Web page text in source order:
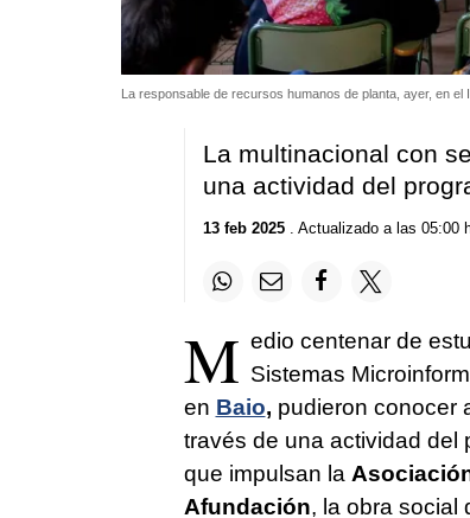
La responsable de recursos humanos de planta, ayer, en el
La multinacional con
una actividad del
13 feb 2025. Actualizado a las 05:00
M edio centenar de
Sistemas
en Baio, pudieron conocer
través de una actividad del
que impulsan la
Afundación, la obra social